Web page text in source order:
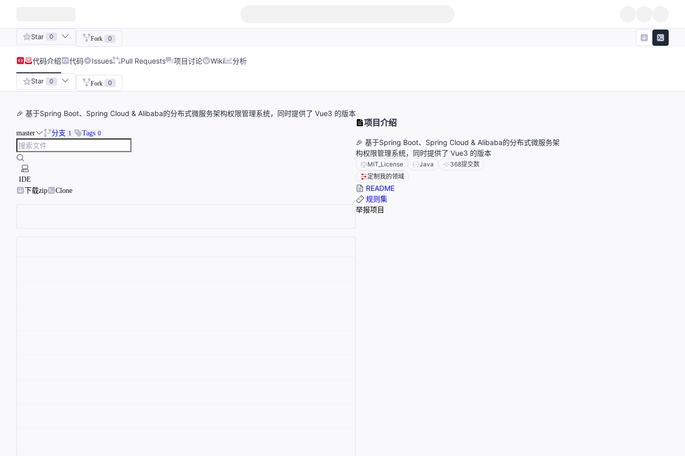
Star 0 Fork 0
代码介绍 代码 Issues Pull Requests 项目讨论 Wiki 分析
Star 0 Fork 0
🎉 基于Spring Boot、Spring Cloud & Alibaba的分布式微服务架构权限管理系统，同时提供了 Vue3 的版本
master 分支 1 Tags 0
IDE
下载zip
Clone
项目介绍
🎉 基于Spring Boot、Spring Cloud & Alibaba的分布式微服务架
构权限管理系统，同时提供了 Vue3 的版本
MIT_License Java 368提交数
定制我的领域
README
规则集
举报项目